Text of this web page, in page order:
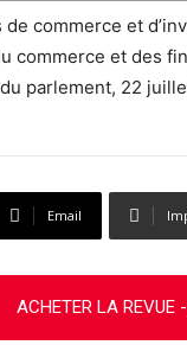
commerce et
commerce et des
parlement, 22
Email
ACHETER LA REVUE